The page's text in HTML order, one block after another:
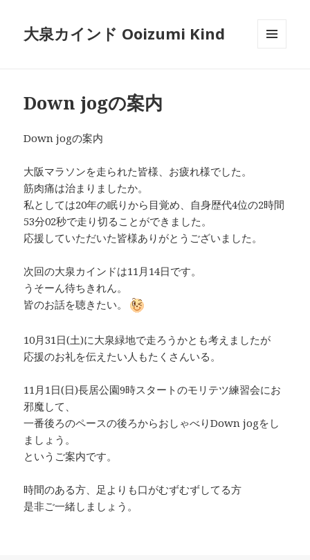
大泉カインド Ooizumi Kind
Down jogの案内
Down jogの案内
大阪マラソンを走られた皆様、お疲れ様でした。
筋肉痛は治まりましたか。
私としては20年の眠りから目覚め、自身歴代4位の2時間
53分02秒で走り切ることができました。
応援していただいた皆様ありがとうございました。
次回の大泉カインドは11月14日です。
うそーん待ちきれん。
皆のお話を聴きたい。
10月31日(土)に大泉緑地で走ろうかとも考えましたが
応援のお礼を伝えたい人もたくさんいる。
11月1日(日)長居公園9時スタートのモリテツ練習会にお
邪魔して、
一番後ろのペースの後ろからおしゃべりDown jogをし
ましょう。
というご案内です。
時間のある方、足よりも口がむずむずしてる方
是非ご一緒しましょう。